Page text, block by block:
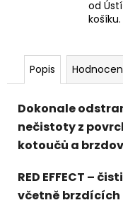
od
košíku.
Popis
Dokonale
nečistoty z
kotoučů a
RED EFFECT –
včetně brzdících